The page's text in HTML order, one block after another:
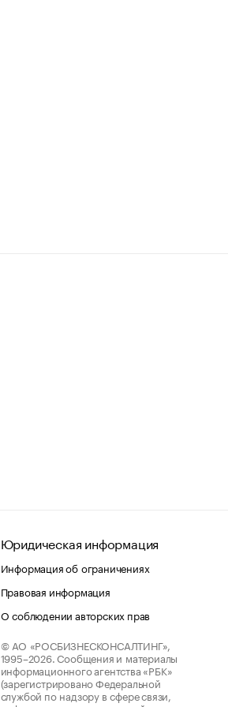
Юридическая информация
Информация об ограничениях
Правовая информация
О соблюдении авторских прав
© АО «РОСБИЗНЕСКОНСАЛТИНГ»,
1995–2026. Сообщения и материалы
информационного агентства «РБК»
(зарегистрировано Федеральной
службой по надзору в сфере связи,